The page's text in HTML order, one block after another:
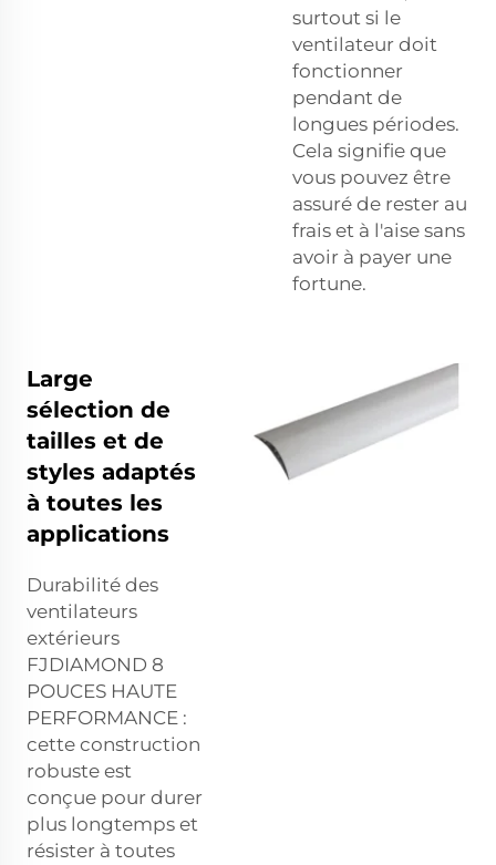
surtout si le
ventilateur doit
fonctionner
pendant de
longues périodes.
Cela signifie que
vous pouvez être
assuré de rester au
frais et à l'aise sans
avoir à payer une
fortune.
Large
sélection de
tailles et de
styles adaptés
à toutes les
applications
Durabilité des
ventilateurs
extérieurs
FJDIAMOND 8
POUCES HAUTE
PERFORMANCE :
cette construction
robuste est
conçue pour durer
plus longtemps et
résister à toutes